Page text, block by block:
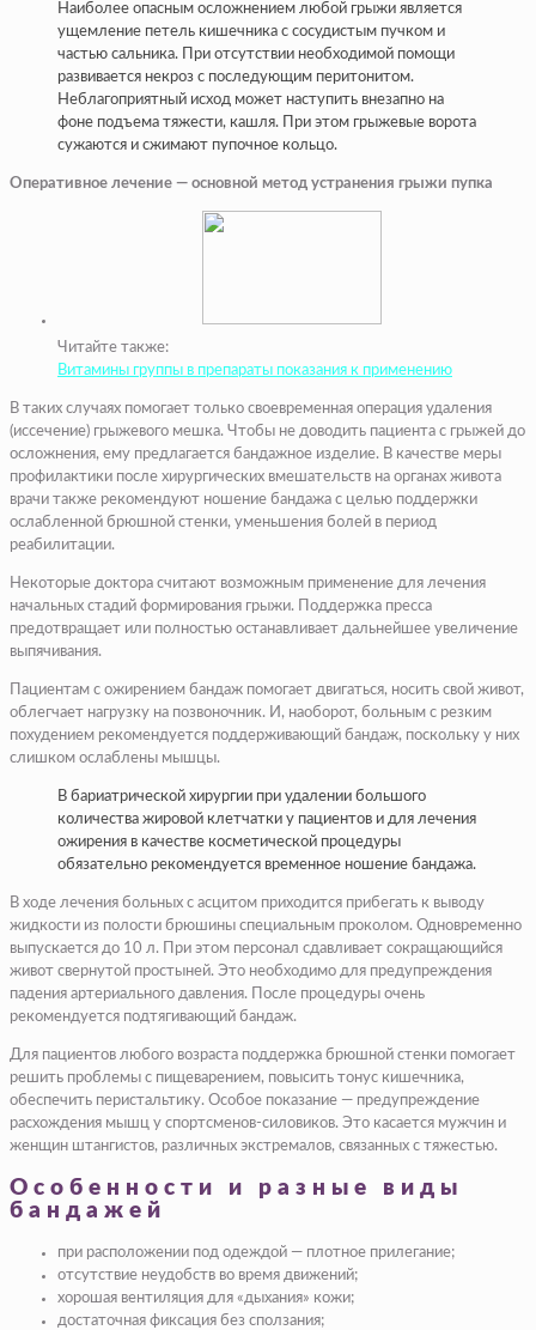
Наиболее опасным осложнением любой грыжи является
ущемление петель кишечника с сосудистым пучком и
частью сальника. При отсутствии необходимой помощи
развивается некроз с последующим перитонитом.
Неблагоприятный исход может наступить внезапно на
фоне подъема тяжести, кашля. При этом грыжевые ворота
сужаются и сжимают пупочное кольцо.
Оперативное лечение — основной метод устранения грыжи пупка
Читайте также:
Витамины группы в препараты показания к применению
В таких случаях помогает только своевременная операция удаления
(иссечение) грыжевого мешка. Чтобы не доводить пациента с грыжей до
осложнения, ему предлагается бандажное изделие. В качестве меры
профилактики после хирургических вмешательств на органах живота
врачи также рекомендуют ношение бандажа с целью поддержки
ослабленной брюшной стенки, уменьшения болей в период
реабилитации.
Некоторые доктора считают возможным применение для лечения
начальных стадий формирования грыжи. Поддержка пресса
предотвращает или полностью останавливает дальнейшее увеличение
выпячивания.
Пациентам с ожирением бандаж помогает двигаться, носить свой живот,
облегчает нагрузку на позвоночник. И, наоборот, больным с резким
похудением рекомендуется поддерживающий бандаж, поскольку у них
слишком ослаблены мышцы.
В бариатрической хирургии при удалении большого
количества жировой клетчатки у пациентов и для лечения
ожирения в качестве косметической процедуры
обязательно рекомендуется временное ношение бандажа.
В ходе лечения больных с асцитом приходится прибегать к выводу
жидкости из полости брюшины специальным проколом. Одновременно
выпускается до 10 л. При этом персонал сдавливает сокращающийся
живот свернутой простыней. Это необходимо для предупреждения
падения артериального давления. После процедуры очень
рекомендуется подтягивающий бандаж.
Для пациентов любого возраста поддержка брюшной стенки помогает
решить проблемы с пищеварением, повысить тонус кишечника,
обеспечить перистальтику. Особое показание — предупреждение
расхождения мышц у спортсменов-силовиков. Это касается мужчин и
женщин штангистов, различных экстремалов, связанных с тяжестью.
Особенности и разные виды
бандажей
при расположении под одеждой — плотное прилегание;
отсутствие неудобств во время движений;
хорошая вентиляция для «дыхания» кожи;
достаточная фиксация без сползания;